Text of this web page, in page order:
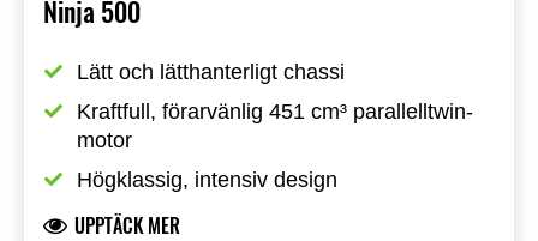
Ninja 500
Lätt och lätthanterligt chassi
Kraftfull, förarvänlig 451 cm³ parallelltwin-
motor
Högklassig, intensiv design
UPPTÄCK MER